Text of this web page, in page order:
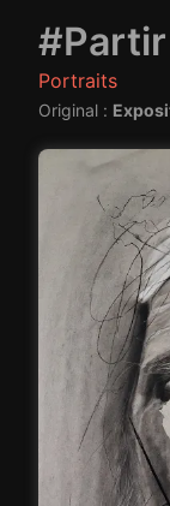
Portraits
Original :